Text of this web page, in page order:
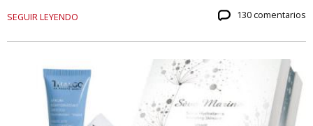
SEGUIR LEYENDO 130 comentarios